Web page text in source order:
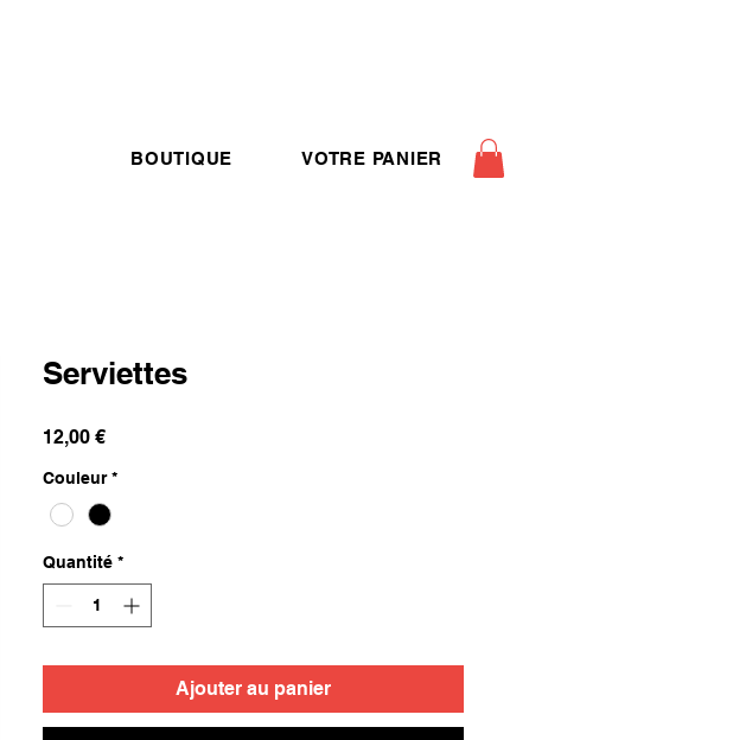
BOUTIQUE VOTRE PANIER
Serviettes
12,00 €Prix
Couleur *
Quantité *
Ajouter au panier